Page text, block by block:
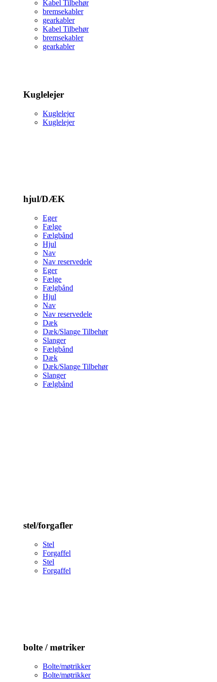
Kabel Tilbehør
bremsekabler
gearkabler
Kabel Tilbehør
bremsekabler
gearkabler
Kuglelejer
Kuglelejer
Kuglelejer
hjul/DÆK
Eger
Fælge
Fælgbånd
Hjul
Nav
Nav reservedele
Eger
Fælge
Fælgbånd
Hjul
Nav
Nav reservedele
Dæk
Dæk/Slange Tilbehør
Slanger
Fælgbånd
Dæk
Dæk/Slange Tilbehør
Slanger
Fælgbånd
stel/forgafler
Stel
Forgaffel
Stel
Forgaffel
bolte / møtriker
Bolte/møtrikker
Bolte/møtrikker